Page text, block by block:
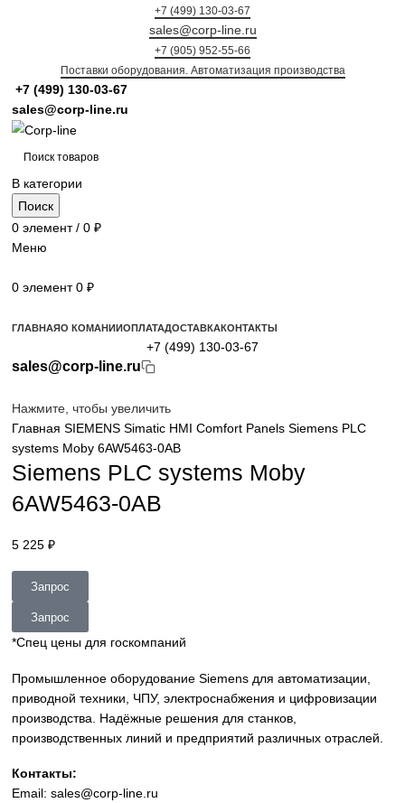
+7 (499) 130-03-67
sales@corp-line.ru
+7 (905) 952-55-66
Поставки оборудования. Автоматизация производства
+7 (499) 130-03-67
sales@corp-line.ru
В категории
Поиск
Меню
0элемент 0₽
Просмотр категорий
ГЛАВНАЯО КОМАНИИОПЛАТА
sales@corp-line.ru
Нажмите, чтобы увеличить
Simatic HMI Comfort Panels
systems Moby 6AW5463-0AB
Siemens PLC systems Moby
6AW5463-0AB
5 225₽
Запрос
*Спец цены для госкомпаний
Промышленное оборудование Siemens для
приводной техники, ЧПУ, электроснабжения и